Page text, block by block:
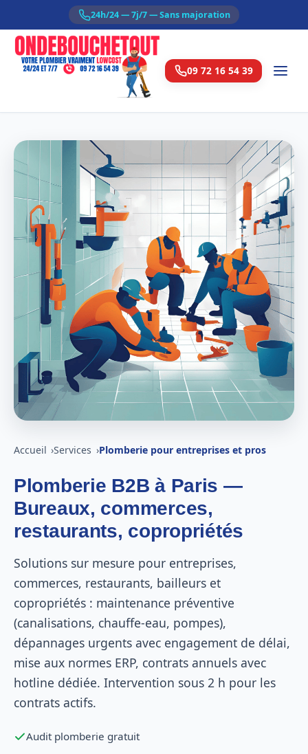
24h/24 — 7j/7 — Sans majoration
09 72 16 54 39
Accueil Services Plomberie pour entreprises et pros
Plomberie B2B à Paris —
Bureaux, commerces,
restaurants, copropriétés
Solutions sur mesure pour entreprises,
commerces, restaurants, bailleurs et
copropriétés : maintenance préventive
(canalisations, chauffe-eau, pompes),
dépannages urgents avec engagement de délai,
mise aux normes ERP, contrats annuels avec
hotline dédiée. Intervention sous 2 h pour les
contrats actifs.
Audit plomberie gratuit